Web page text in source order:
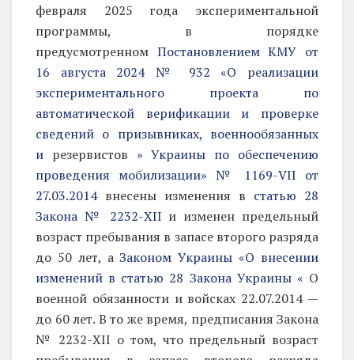
февраля 2025 года экспериментальной
программы, в порядке
предусмотренном Постановлением КМУ от
16 августа 2024 № 932 «О реализации
экспериментального проекта по
автоматической верификации и проверке
сведений о призывниках, военнообязанных
и резервистов » Украины по обеспечению
проведения мобилизации» № 1169-VІІ от
27.03.2014внесены изменения в статью 28
Закона № 2232-ХІІ и изменен предельный
возраст пребывания в запасе второго разряда
до 50 лет, аЗаконом Украины «О внесении
изменений в статью 28 Закона Украины « О
военной обязанности и войсках 22.07.2014 —
до 60 лет. В то же время, предписания Закона
№ 2232-ХII о том, что предельный возраст